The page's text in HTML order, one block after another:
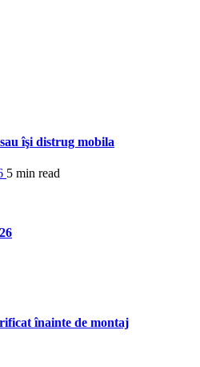
îşi distrug mobila
5 min read
înainte de montaj